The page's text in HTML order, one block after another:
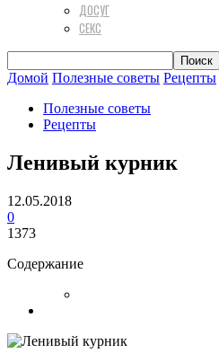
ДОСУГ
СЕКС
Домой Полезные советы Рецепты
Полезные советы
Рецепты
Ленивый курник
12.05.2018
0
1373
Содержание